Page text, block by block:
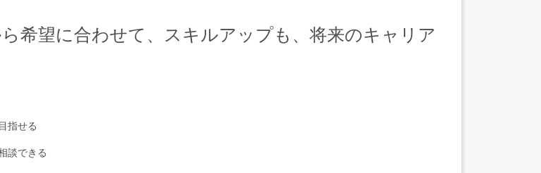
希望に合わせて、スキルアップも、将来のキャリア
指せる
談できる